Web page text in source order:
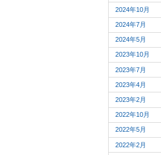
2024年10月
2024年7月
2024年5月
2023年10月
2023年7月
2023年4月
2023年2月
2022年10月
2022年5月
2022年2月